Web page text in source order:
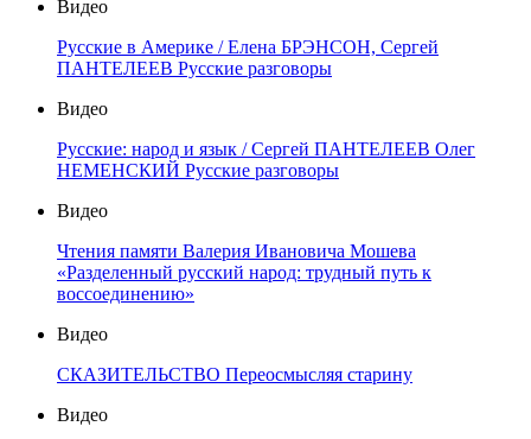
Видео
Русские в Америке / Елена БРЭНСОН, Сергей
ПАНТЕЛЕЕВ Русские разговоры
Видео
Русские: народ и язык / Сергей ПАНТЕЛЕЕВ Олег
НЕМЕНСКИЙ Русские разговоры
Видео
Чтения памяти Валерия Ивановича Мошева
«Разделенный русский народ: трудный путь к
воссоединению»
Видео
СКАЗИТЕЛЬСТВО Переосмысляя старину
Видео